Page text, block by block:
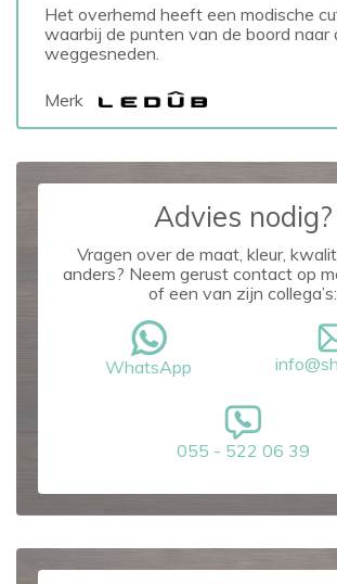
Het overhemd heeft een modische
waarbij de punten van de boord naar
weggesneden.
Merk
Advies nodig?
Vragen over de maat, kleur,
anders? Neem gerust contact op
of een van zijn collega’s:
WhatsApp
055 - 522 06 39